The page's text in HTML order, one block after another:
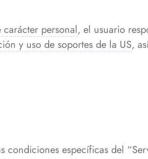
carácter personal, el usuario
y uso de soportes de la US,
específicas del